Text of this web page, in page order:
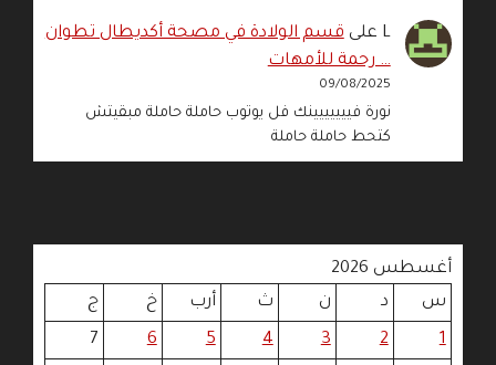
L علىقسم الولادة في مصحة أكديطال تطوان
… رحمة للأمهات
09/08/2025
نورة فييييييينك فل يوتوب حاملة حاملة مبقيتش
كتحط حاملة حاملة
أغسطس 2026
س
د ن ث أرب خ
ج
1
2
3
4
5
6
7